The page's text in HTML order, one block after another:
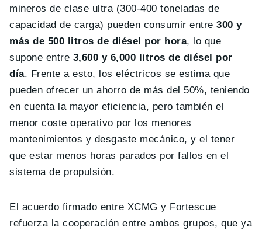
mineros de clase ultra (300-400 toneladas de
capacidad de carga) pueden consumir entre300 y
más de 500 litros de diésel por hora, lo que
supone entre 3,600 y 6,000 litros de diésel por
día. Frente a esto, los eléctricos se estima que
pueden ofrecer un ahorro de más del 50%, teniendo
en cuenta la mayor eficiencia, pero también el
menor coste operativo por los menores
mantenimientos y desgaste mecánico, y el tener
que estar menos horas parados por fallos en el
sistema de propulsión.
El acuerdo firmado entre XCMG y Fortescue
refuerza la cooperación entre ambos grupos, que ya